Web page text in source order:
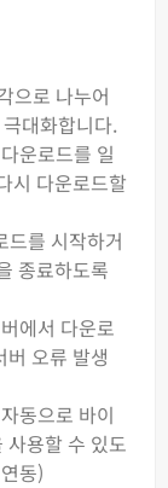
으로 나누어
대화합니다.
운로드를 일
시 다운로드할
드를 시작하거
종료하도록
에서 다운로
오류 발생
동으로 바이
사용할 수 있도
동)